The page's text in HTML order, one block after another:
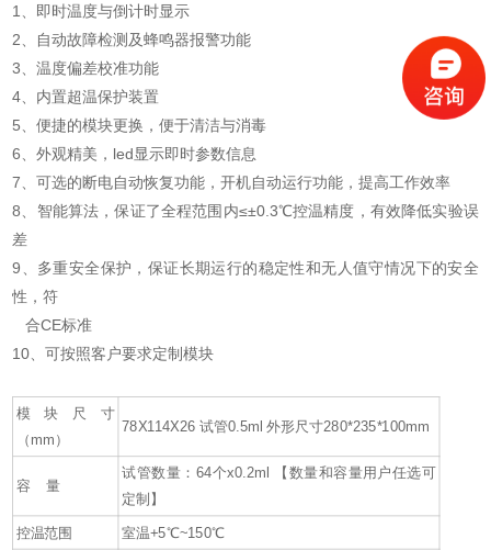
1、即时温度与倒计时显示
2、自动故障检测及蜂鸣器报警功能
3、温度偏差校准功能
4、内置超温保护装置
5、便捷的模块更换，便于清洁与消毒
6、外观精美，led显示即时参数信息
7、可选的断电自动恢复功能，开机自动运行功能，提高工作效率
8、智能算法，保证了全程范围内≤±0.3℃控温精度，有效降低实验误
差
9、多重安全保护，保证长期运行的稳定性和无人值守情况下的安全
性，符
合CE标准
10、可按照客户要求定制模块
模块尺寸
（mm）
78X114X26 试管0.5ml 外形尺寸280*235*100mm
容 量
试管数量：64个x0.2ml 【数量和容量用户任选可
定制】
控温范围 室温+5℃~150℃